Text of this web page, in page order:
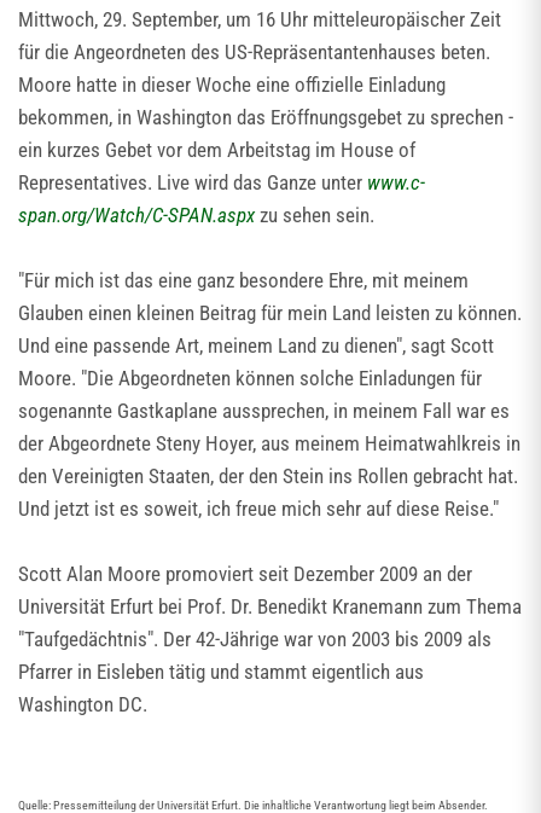
Mittwoch, 29. September, um 16 Uhr mitteleuropäischer Zeit
für die Angeordneten des US-Repräsentantenhauses beten.
Moore hatte in dieser Woche eine offizielle Einladung
bekommen, in Washington das Eröffnungsgebet zu sprechen -
ein kurzes Gebet vor dem Arbeitstag im House of
Representatives. Live wird das Ganze unter www.c-
span.org/Watch/C-SPAN.aspxzu sehen sein.
"Für mich ist das eine ganz besondere Ehre, mit meinem
Glauben einen kleinen Beitrag für mein Land leisten zu können.
Und eine passende Art, meinem Land zu dienen", sagt Scott
Moore. "Die Abgeordneten können solche Einladungen für
sogenannte Gastkaplane aussprechen, in meinem Fall war es
der Abgeordnete Steny Hoyer, aus meinem Heimatwahlkreis in
den Vereinigten Staaten, der den Stein ins Rollen gebracht hat.
Und jetzt ist es soweit, ich freue mich sehr auf diese Reise."
Scott Alan Moore promoviert seit Dezember 2009 an der
Universität Erfurt bei Prof. Dr. Benedikt Kranemann zum Thema
"Taufgedächtnis". Der 42-Jährige war von 2003 bis 2009 als
Pfarrer in Eisleben tätig und stammt eigentlich aus
Washington DC.
Quelle: Pressemitteilung der Universität Erfurt. Die inhaltliche Verantwortung liegt beim Absender.